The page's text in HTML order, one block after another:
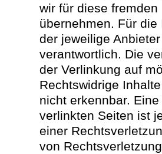
wir für diese
übernehmen. Für
der jeweilige
verantwortlich. Die
der Verlinkung auf
Rechtswidrige
nicht erkennbar.
verlinkten Seiten ist
einer
von